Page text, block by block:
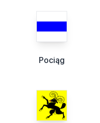
Pociąg